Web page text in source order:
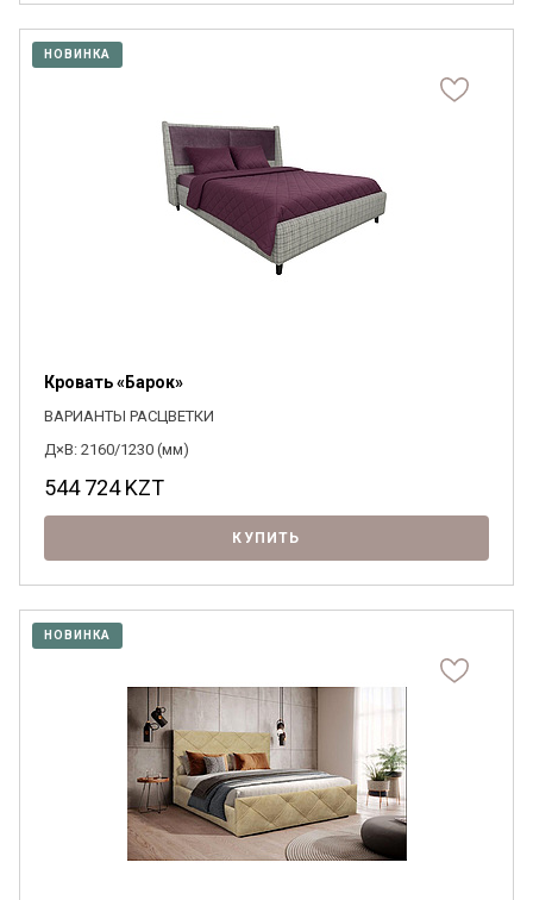
НОВИНКА
Кровать «Барок»
ВАРИАНТЫ РАСЦВЕТКИ
Д×В: 2160/1230 (мм)
544 724KZT
КУПИТЬ
НОВИНКА